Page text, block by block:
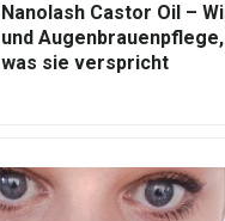
Nanolash Castor Oil –
und
was sie verspricht